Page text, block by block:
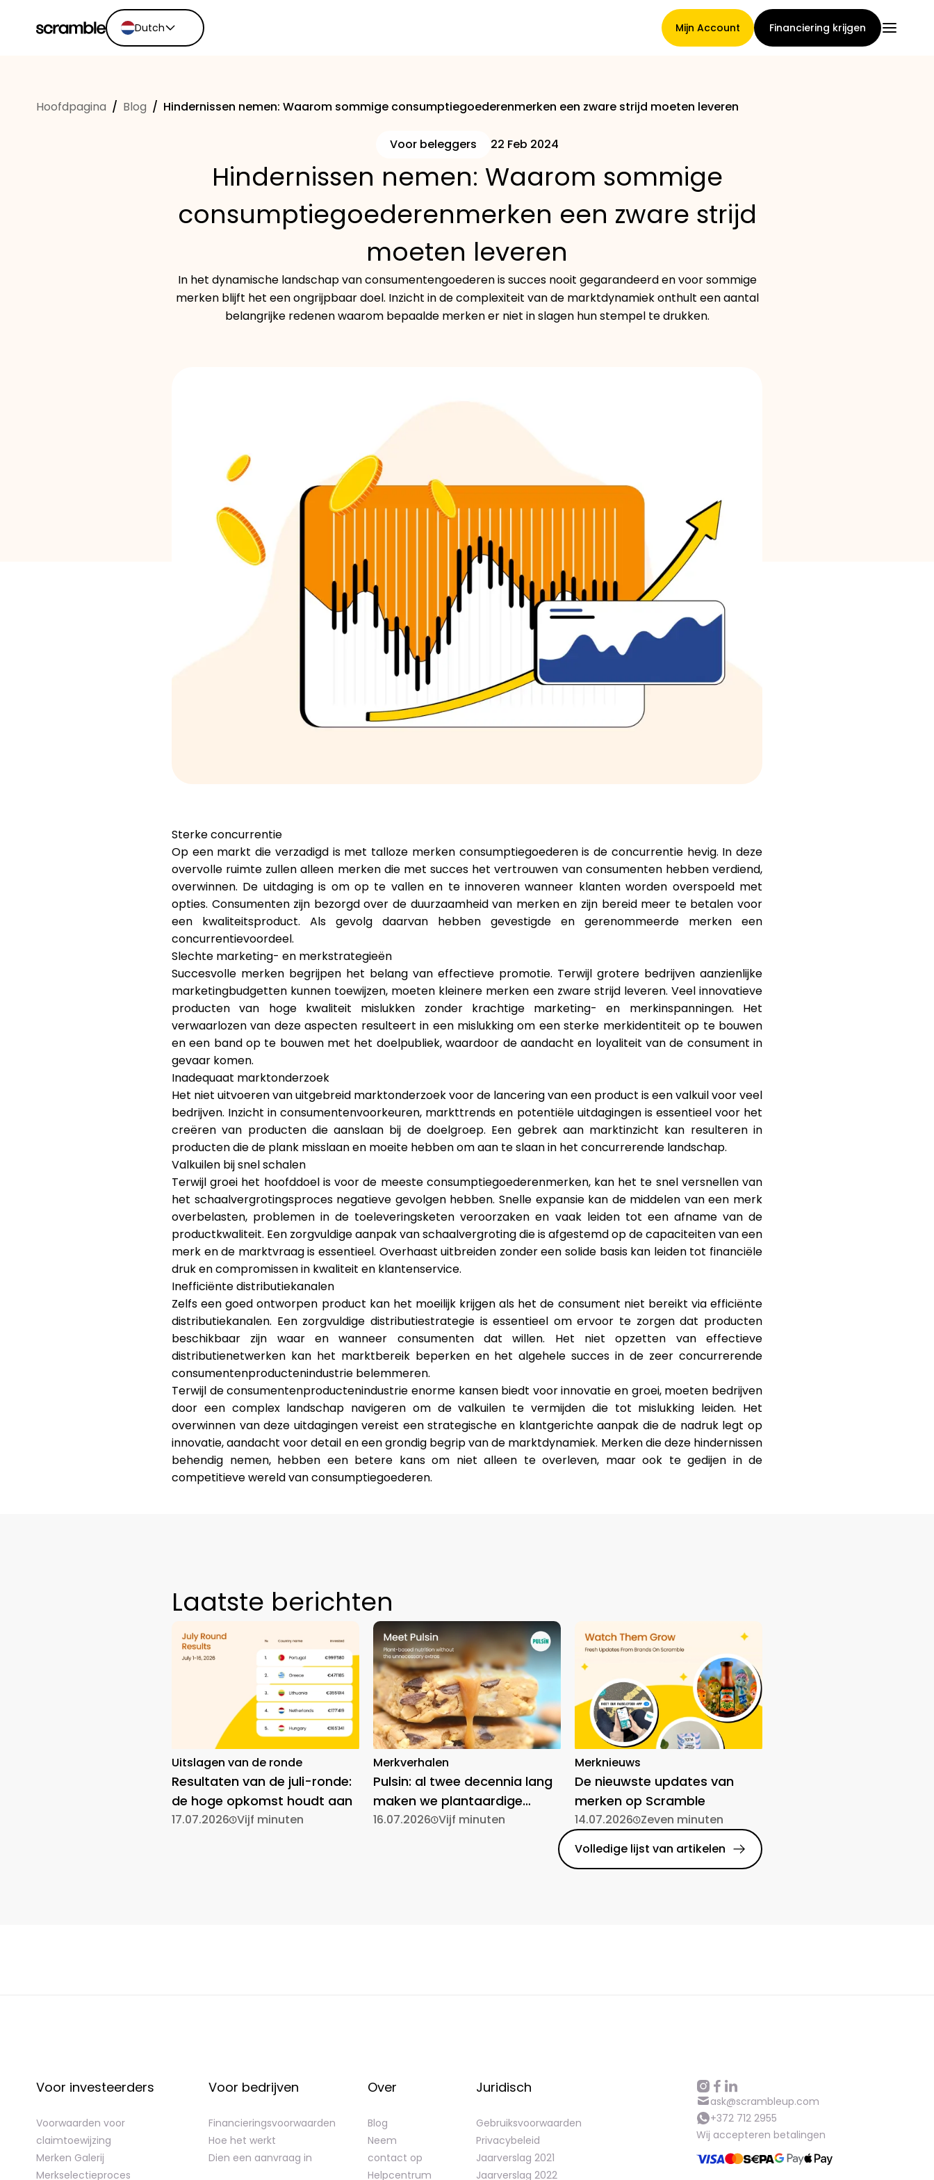
Dutch
Español
Mijn Account Financiering krijgen
Voorwaarden voor
claimtoewijzing
Merken Galerij
Neem contact op
Hulp
Hoofdpagina / Blog / Hindernissen nemen: Waarom sommige consumptiegoederenmerken een zware strijd moeten leveren
Voor beleggers 22 Feb 2024
Hindernissen nemen: Waarom sommige
consumptiegoederenmerken een zware strijd
moeten leveren
In het dynamische landschap van consumentengoederen is succes nooit gegarandeerd en voor sommige
merken blijft het een ongrijpbaar doel. Inzicht in de complexiteit van de marktdynamiek onthult een aantal
belangrijke redenen waarom bepaalde merken er niet in slagen hun stempel te drukken.
Sterke concurrentie
Op een markt die verzadigd is met talloze merken consumptiegoederen is de concurrentie hevig. In deze
overvolle ruimte zullen alleen merken die met succes het vertrouwen van consumenten hebben verdiend,
overwinnen. De uitdaging is om op te vallen en te innoveren wanneer klanten worden overspoeld met
opties. Consumenten zijn bezorgd over de duurzaamheid van merken en zijn bereid meer te betalen voor
een kwaliteitsproduct. Als gevolg daarvan hebben gevestigde en gerenommeerde merken een
concurrentievoordeel.
Slechte marketing- en merkstrategieën
Succesvolle merken begrijpen het belang van effectieve promotie. Terwijl grotere bedrijven aanzienlijke
marketingbudgetten kunnen toewijzen, moeten kleinere merken een zware strijd leveren. Veel innovatieve
producten van hoge kwaliteit mislukken zonder krachtige marketing- en merkinspanningen. Het
verwaarlozen van deze aspecten resulteert in een mislukking om een sterke merkidentiteit op te bouwen
en een band op te bouwen met het doelpubliek, waardoor de aandacht en loyaliteit van de consument in
gevaar komen.
Inadequaat marktonderzoek
Het niet uitvoeren van uitgebreid marktonderzoek voor de lancering van een product is een valkuil voor veel
bedrijven. Inzicht in consumentenvoorkeuren, markttrends en potentiële uitdagingen is essentieel voor het
creëren van producten die aanslaan bij de doelgroep. Een gebrek aan marktinzicht kan resulteren in
producten die de plank misslaan en moeite hebben om aan te slaan in het concurrerende landschap.
Valkuilen bij snel schalen
Terwijl groei het hoofddoel is voor de meeste consumptiegoederenmerken, kan het te snel versnellen van
het schaalvergrotingsproces negatieve gevolgen hebben. Snelle expansie kan de middelen van een merk
overbelasten, problemen in de toeleveringsketen veroorzaken en vaak leiden tot een afname van de
productkwaliteit. Een zorgvuldige aanpak van schaalvergroting die is afgestemd op de capaciteiten van een
merk en de marktvraag is essentieel. Overhaast uitbreiden zonder een solide basis kan leiden tot financiële
druk en compromissen in kwaliteit en klantenservice.
Inefficiënte distributiekanalen
Zelfs een goed ontworpen product kan het moeilijk krijgen als het de consument niet bereikt via efficiënte
distributiekanalen. Een zorgvuldige distributiestrategie is essentieel om ervoor te zorgen dat producten
beschikbaar zijn waar en wanneer consumenten dat willen. Het niet opzetten van effectieve
distributienetwerken kan het marktbereik beperken en het algehele succes in de zeer concurrerende
consumentenproductenindustrie belemmeren.
Terwijl de consumentenproductenindustrie enorme kansen biedt voor innovatie en groei, moeten bedrijven
door een complex landschap navigeren om de valkuilen te vermijden die tot mislukking leiden. Het
overwinnen van deze uitdagingen vereist een strategische en klantgerichte aanpak die de nadruk legt op
innovatie, aandacht voor detail en een grondig begrip van de marktdynamiek. Merken die deze hindernissen
behendig nemen, hebben een betere kans om niet alleen te overleven, maar ook te gedijen in de
competitieve wereld van consumptiegoederen.
Laatste berichten
Uitslagen van de ronde
Resultaten van de juli-ronde:
de hoge opkomst houdt aan
17.07.2026 Vijf minuten
Merkverhalen
Pulsin: al twee decennia lang
maken we plantaardige
voeding toegankelijk
16.07.2026 Vijf minuten
Merknieuws
De nieuwste updates van
merken op Scramble
14.07.2026 Zeven minuten
Volledige lijst van artikelen
Voor investeerders
Voorwaarden voor
claimtoewijzing
Merken Galerij
Merkselectieproces
Voor bedrijven
Financieringsvoorwaarden
Hoe het werkt
Dien een aanvraag in
Over
Blog
Neem
contact op
Helpcentrum
Juridisch
Gebruiksvoorwaarden
Privacybeleid
Jaarverslag 2021
Jaarverslag 2022
ask@scrambleup.com
+372 712 2955
Wij accepteren betalingen